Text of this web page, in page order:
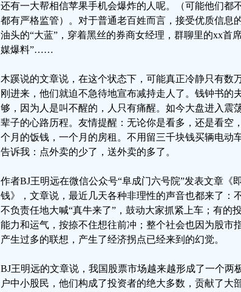
还有一大帮相信苹果手机会爆炸的人呢。（可能他们都
都有严格监管）。对于普通老百姓而言，接受优质信息
油头的“大蓝”，穿着黑丝的券商女经理，群聊里的xx首
媒爆料”……
木蹊说的文章说，在这个状态下，可能真正冷静只有
刚进来，他们就迫不急待地宣布减持走人了。钱钟书的
够，因为人是叫不醒的，人只有痛醒。如今大盘进入震
辈子的心路历程。友情提醒：无论你是看多，还是看空
个月的饭钱，一个月的房租。不用留三千块钱买辆电动
告诉我：点外卖的少了，送外卖的多了。
作者BJ王明远在微信公众号“阜成门六号院”发表文章《
钱》，文章说，最近几天各种非理性的声音也都来了：
不负责任地大喊“真牛来了”，鼓动大家抓紧上车；有的
能力和运气，按捺不住想往前冲；整个社会也因为股市
产生过多的联想，产生了经济拐点已经来到的幻觉。
BJ王明远的文章说，我国股票市场越来越形成了一个两
户中小股民，他们构成了投资者的绝大多数，贡献了大